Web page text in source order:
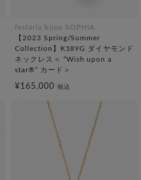
festaria bijou SOPHIA
【2023 Spring/Summer
Collection】K18YG ダイヤモンド
ネックレス＜ “Wish upon a
star®” カード＞
¥165,000 税込